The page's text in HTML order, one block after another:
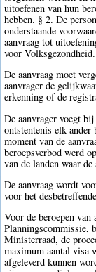
uitoefenen van hun
hebben. § 2. De
onderstaande
aanvraag tot
voor Volksgezondheid.
De aanvraag moet
aanvrager de
erkenning of de
De aanvrager voegt
ontstentenis elk
moment van de
beroepsverbod werd
van de landen waar
De aanvraag wordt
voor het
Voor de beroepen
Planningscommissie,
Ministerraad, de
maximum aantal visa
afgeleverd kunnen